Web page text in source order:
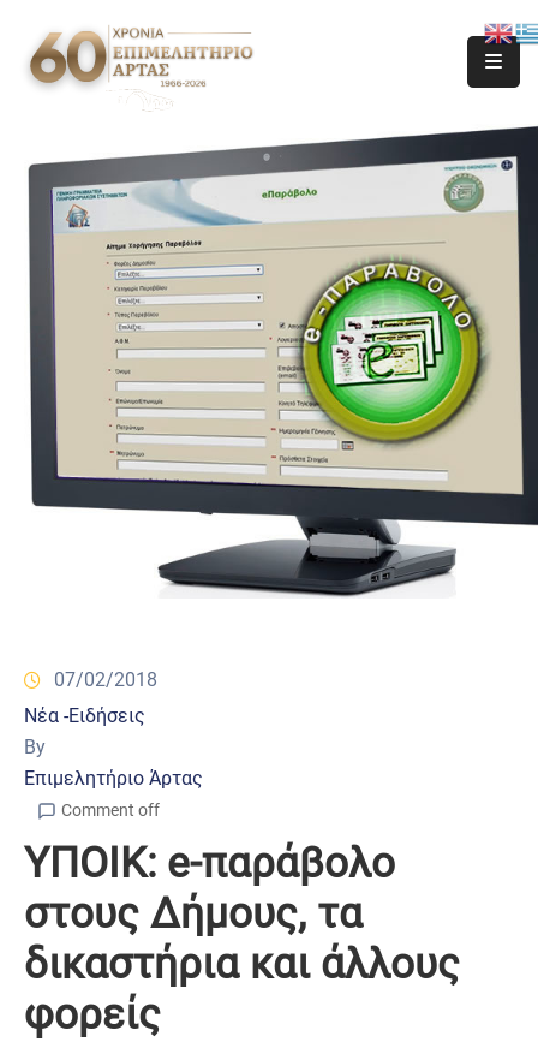
07/02/2018
Νέα -Ειδήσεις
By
Επιμελητήριο Άρτας
Comment off
ΥΠΟΙΚ: e-παράβολο
στους Δήμους, τα
δικαστήρια και άλλους
φορείς